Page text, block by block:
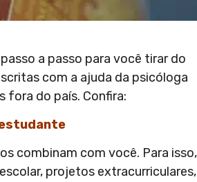
a passo para você tirar do
com a ajuda da psicóloga
fora do país. Confira:
estudante
combinam com você. Para
projetos extracurriculares,